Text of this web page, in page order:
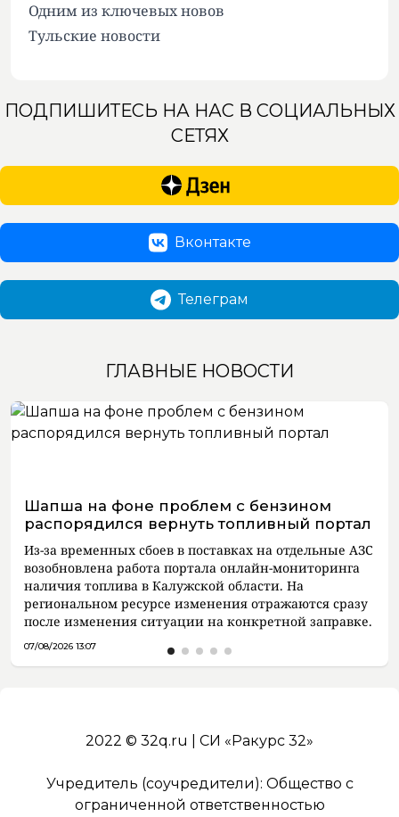
Одним из ключевых новов
Тульские новости
ПОДПИШИТЕСЬ НА НАС В СОЦИАЛЬНЫХ
СЕТЯХ
Вконтакте
Телеграм
ГЛАВНЫЕ НОВОСТИ
Шапша на фоне проблем с бензином
распорядился вернуть топливный портал
Из-за временных сбоев в поставках на отдельные АЗС
возобновлена работа портала онлайн-мониторинга
наличия топлива в Калужской области. На
региональном ресурсе изменения отражаются сразу
после изменения ситуации на конкретной заправке.
07/08/2026 13:07
2022 © 32q.ru | СИ «Ракурс 32»
Учредитель (соучредители): Общество с
ограниченной ответственностью